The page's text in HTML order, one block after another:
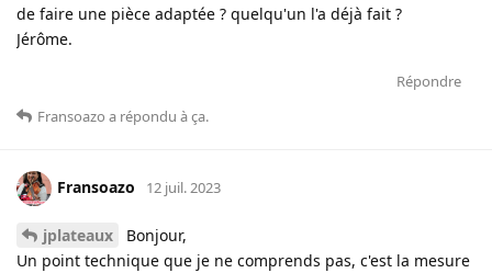
de faire une pièce adaptée ? quelqu'un l'a déjà fait ?
Jérôme.
Répondre
Fransoazo a répondu à ça.
Fransoazo 12 juil. 2023
jplateaux
Bonjour,
Un point technique que je ne comprends pas, c'est la mesure